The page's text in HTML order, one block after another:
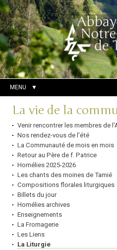
Aller
au
contenu.
|
Aller
à
la
navigation
Outils
personnels
Chercher par
Recherche
avancée…
MENU
Navigation
La vie de la
Venir rencontrer les membres de
Nos rendez-vous de l'été
La Communauté de mois en mois
Retour au Père de f. Patrice
Homélies 2025-2026
Les chants des moines de Tamié
Compositions florales liturgiques
Billets du jour
Homélies archives
Enseignements
La Fromagerie
Les Liens
La Liturgie